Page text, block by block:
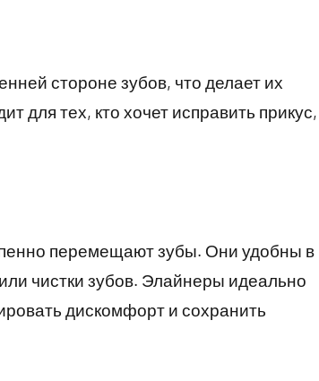
стороне зубов, что делает их
для тех, кто хочет исправить прикус,
перемещают зубы. Они удобны в
чистки зубов. Элайнеры идеально
дискомфорт и сохранить